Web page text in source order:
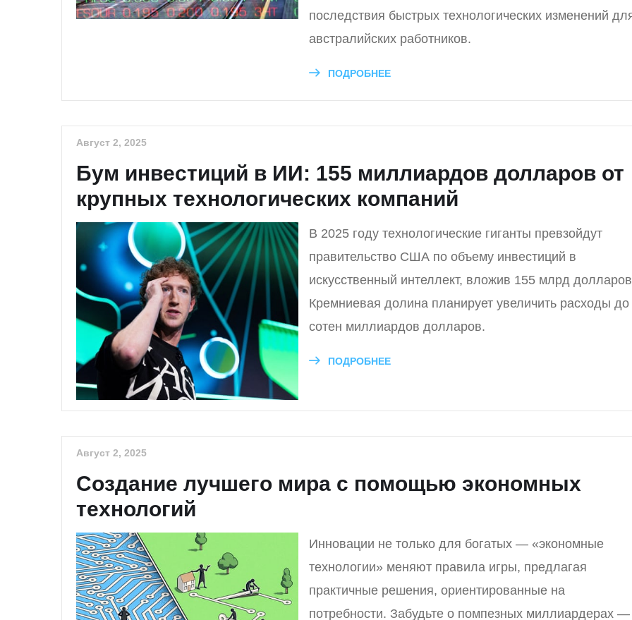
последствия быстрых технологических изменений
австралийских работников.
ПОДРОБНЕЕ
Август 2, 2025
Бум инвестиций в ИИ: 155 миллиардов долларов от
крупных технологических компаний
В 2025 году технологические гиганты превзойдут
правительство США по объему инвестиций в
искусственный интеллект, вложив 155 млрд
Кремниевая долина планирует увеличить расходы до
сотен миллиардов долларов.
ПОДРОБНЕЕ
Август 2, 2025
Создание лучшего мира с помощью экономных
технологий
Инновации не только для богатых — «экономные
технологии» меняют правила игры, предлагая
практичные решения, ориентированные на
потребности. Забудьте о помпезных миллиардерах —